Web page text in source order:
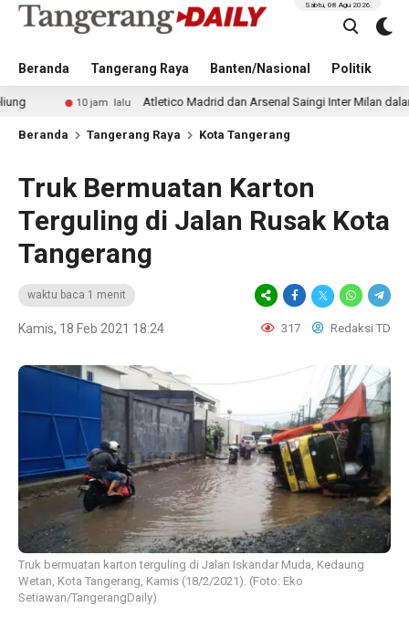
Beranda Tangerang Raya Banten/Nasional Politik
Sabtu, 08 Agu 2026
10 jam lalu Atletico Madrid dan Arsenal Saingi Inter Milan dalam
Beranda Tangerang Raya Kota Tangerang
Truk Bermuatan Karton
Terguling di Jalan Rusak Kota
Tangerang
waktu baca 1 menit
Kamis, 18 Feb 2021 18:24 317 Redaksi TD
Truk bermuatan karton terguling di Jalan Iskandar Muda, Kedaung
Wetan, Kota Tangerang, Kamis (18/2/2021). (Foto: Eko
Setiawan/TangerangDaily)